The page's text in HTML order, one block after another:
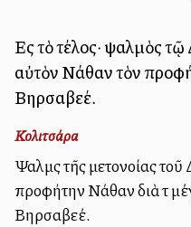
Εἰς τὸ τέλος· ψαλμὸς
αὐτὸν Νάθαν τὸν
Βηρσαβεέ.
Κολιτσάρα
Ψαλμὸς τῆς μετονοίας τοῦ
προφήτην Νάθαν διὰ τὸ
Βηρσαβεέ.